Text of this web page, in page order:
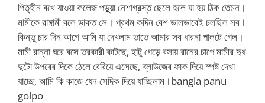
পিতৃহীন বখে যাওয়া কলেজ পড়ুয়া নেশাগ্রস্ত ছেলে হলে যা হয় ঠিক তেমন।
মামীকে রাঙ্গামী বলে ডাকত সে। প্রথম কদিন বেশ ভালভাবেই চলছিল সব।
কিন্তু চার দিন আগে আমি যা দেখলাম তাতে আমার সব ধারনা পালটে গেল।
মামী রান্না ঘরে বসে তরকারী কাটছে, হাটু গেড়ে বসায় রানের চাপে মামীর দুধ
দুটো উপরের দিকে ঠেলে বেরিয়ে এসেছে, ব্লাউজের ফাক দিয়ে স্পষ্ট দেখা
যাচ্ছে, আমি কি কাজে যেন সেদিক দিয়ে যাচ্ছিলাম।bangla panu
golpo